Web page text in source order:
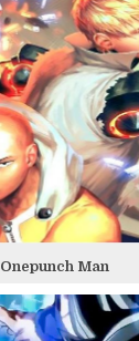
Onepunch Man